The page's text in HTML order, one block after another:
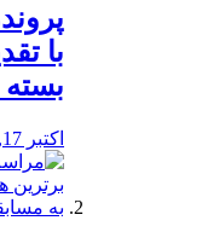
با
اکتبر 17, 2019